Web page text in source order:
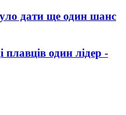
дати ще один шанс
плавців один лідер -